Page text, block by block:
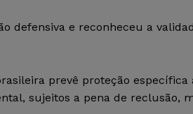
defensiva e reconheceu a
prevê proteção específica
sujeitos a pena de reclusão,